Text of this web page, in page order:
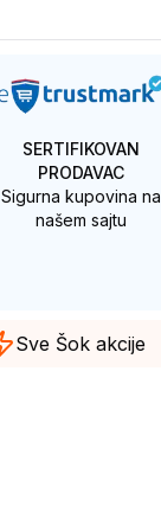
SERTIFIKOVAN
PRODAVAC
Sigurna kupovina na
našem sajtu
Sve Šok akcije